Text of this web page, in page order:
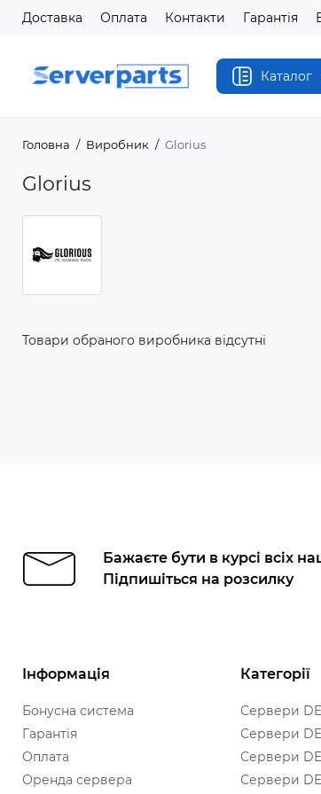
Доставка Оплата Контакти Гарантія
Каталог
Головна Виробник Glorius
Glorius
Товари обраного виробника відсутні
Бажаєте бути в курсі всіх
Підпишіться на розсилку
Інформація
Бонусна система
Гарантія
Оплата
Оренда сервера
Категорії
Сервери
Сервери
Сервери
Сервери